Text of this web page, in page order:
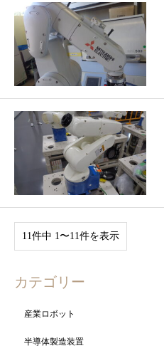
11件中 1〜11件を表示
カテゴリー
産業ロボット
半導体製造装置